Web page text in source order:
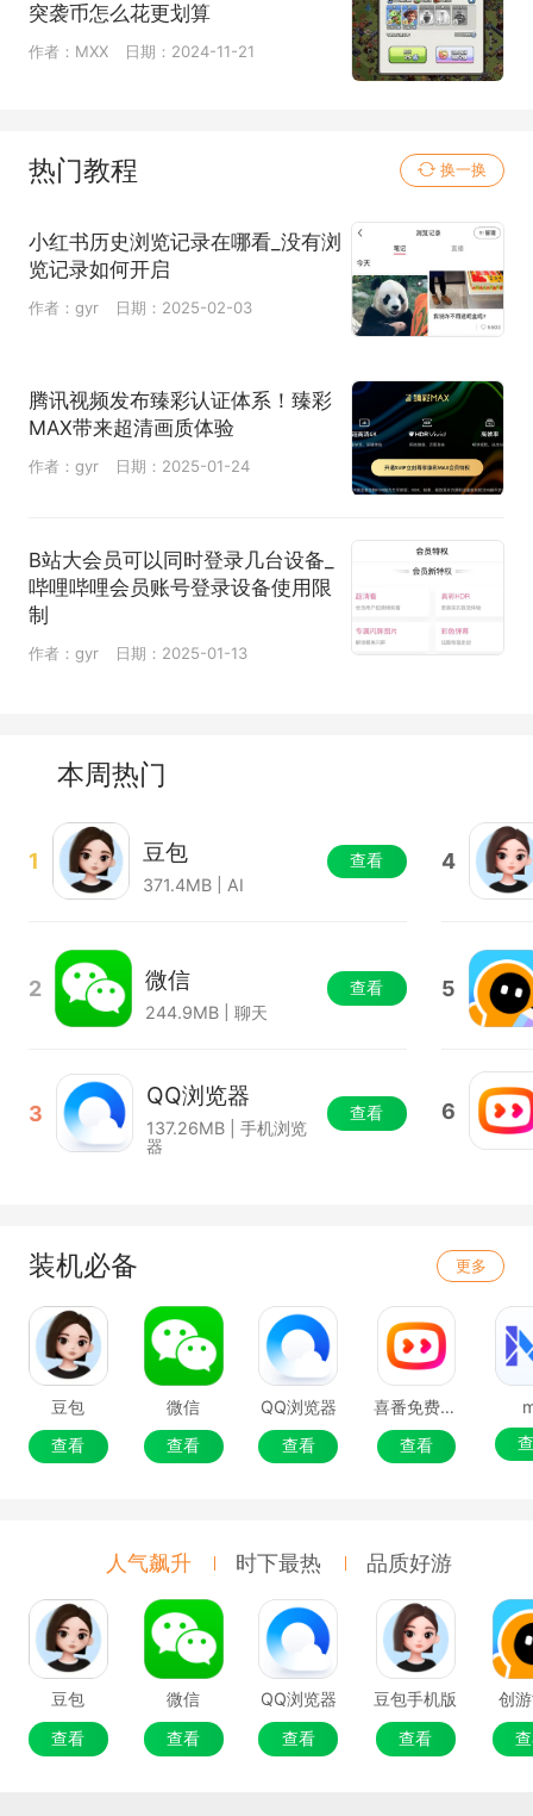
突袭币怎么花更划算
作者：MXX 日期：2024-11-21
热门教程 换一换
小红书历史浏览记录在哪看_没有浏
览记录如何开启
作者：gyr 日期：2025-02-03
腾讯视频发布臻彩认证体系！臻彩
MAX带来超清画质体验
作者：gyr 日期：2025-01-24
B站大会员可以同时登录几台设备_
哔哩哔哩会员账号登录设备使用限
制
作者：gyr 日期：2025-01-13
本周热门
1 豆包
371.4MB | AI
查看
2 微信
244.9MB | 聊天
查看
3
QQ浏览器
137.26MB | 手机浏览
器
查看
4
5
6
装机必备 更多
豆包
查看
微信
查看
QQ浏览器
查看
喜番免费短剧
查看
人气飙升 时下最热 品质好游
豆包
查看
微信
查看
QQ浏览器
查看
豆包手机版
查看
创